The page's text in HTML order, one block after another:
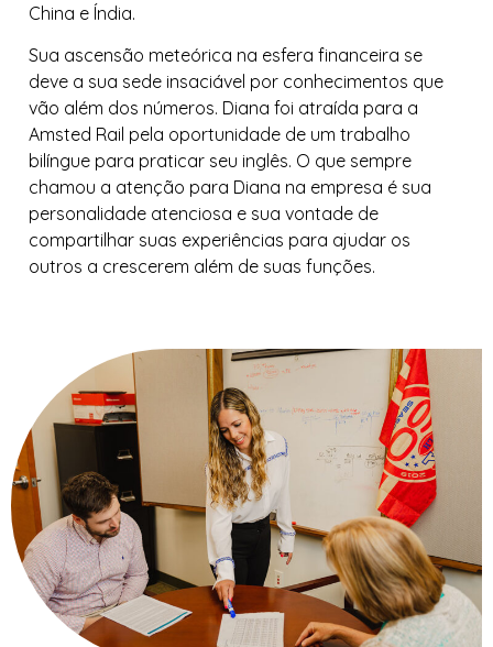
China e Índia.
Sua ascensão meteórica na esfera financeira se
deve a sua sede insaciável por conhecimentos que
vão além dos números. Diana foi atraída para a
Amsted Rail pela oportunidade de um trabalho
bilíngue para praticar seu inglês. O que sempre
chamou a atenção para Diana na empresa é sua
personalidade atenciosa e sua vontade de
compartilhar suas experiências para ajudar os
outros a crescerem além de suas funções.